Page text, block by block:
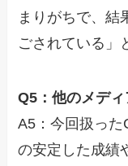
まりがちで、結
ごされている」
Q5：他のメデ
A5：今回扱っ
の安定した成績